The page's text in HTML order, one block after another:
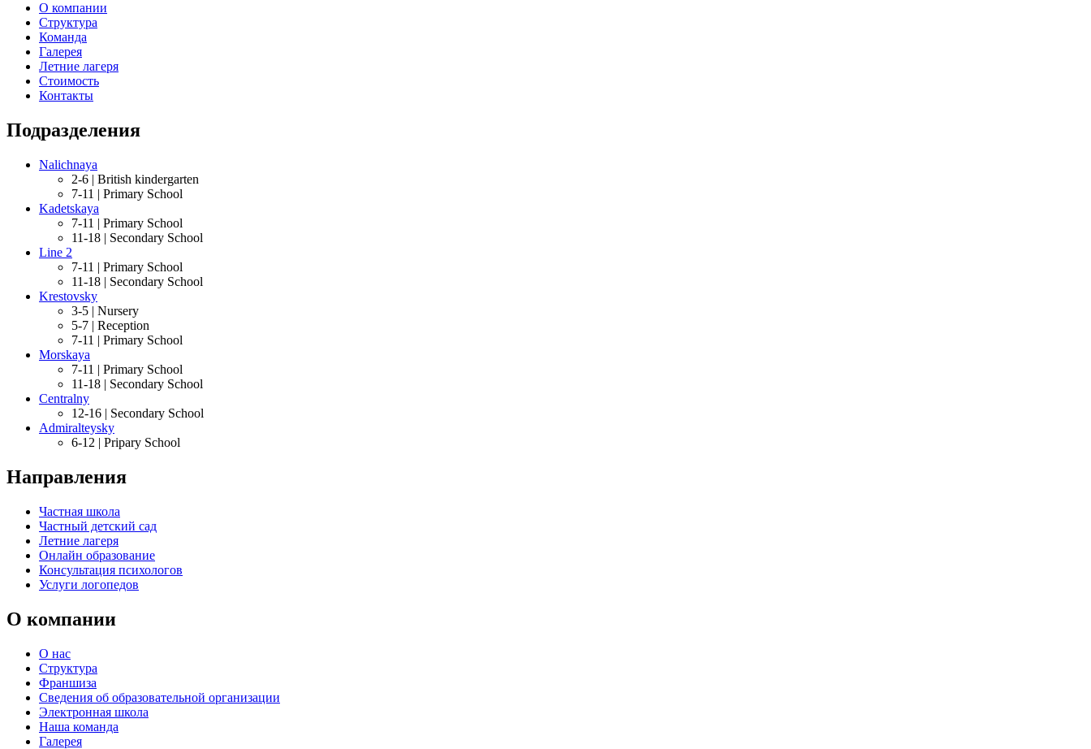
О компании
Структура
Команда
Галерея
Летние лагеря
Стоимость
Контакты
Подразделения
Nalichnaya
2-6 | British kindergarten
7-11 | Primary School
Kadetskaya
7-11 | Primary School
11-18 | Secondary School
Line 2
7-11 | Primary School
11-18 | Secondary School
Krestovsky
3-5 | Nursery
5-7 | Reception
7-11 | Primary School
Morskaya
7-11 | Primary School
11-18 | Secondary School
Centralny
12-16 | Secondary School
Admiralteysky
6-12 | Pripary School
Направления
Частная школа
Частный детский сад
Летние лагеря
Онлайн образование
Консультация психологов
Услуги логопедов
О компании
О нас
Структура
Франшиза
Сведения об образовательной организации
Электронная школа
Наша команда
Галерея